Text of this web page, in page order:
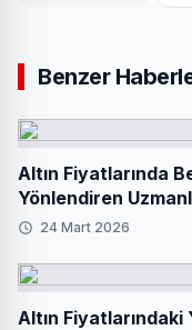
Benzer
Altın Fiyatlarında
Yönlendiren
24 Mart 2026
Altın Fiyatlarındaki